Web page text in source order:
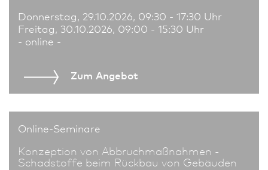
Donnerstag, 29.10.2026, 09:30 - 17:30 Uhr
Freitag, 30.10.2026, 09:00 - 15:30 Uhr
- online -
Zum An­ge­bot
Online-Seminare
Konzeption von Abbruchmaßnahmen -
Schadstoffe beim Rückbau von Gebäuden